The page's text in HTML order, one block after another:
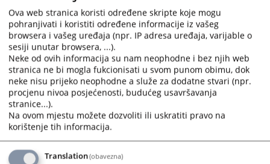
www.legislativa.ba
www.zakoni.ba
MEĐUNARODNE ORGANIZACIJE I SUDOVI
UJEDINJENE NACIJE
https://www.un.org/
MEĐUNARODNI SUD PRAVDE
https://www.icj-cij.org/
MEĐUNARODNI KRIVIČNI TRIBUNAL U HAGU
https://www.un.org/icty/
Ova web stranica koristi određene skripte koje mogu
pohranjivati i koristiti određene informacije iz vašeg
browsera i vašeg uređaja (npr. IP adresa uređaja, varijable o
sesiji unutar browsera, ...).
Neke od ovih informacija su nam neophodne i bez njih web
stranica ne bi mogla fukcionisati u svom punom obimu, dok
neke nisu prijeko neophodne a služe za dodatne stvari (npr.
procjenu nivoa posjećenosti, budućeg usavršavanja
stranice...).
Na ovom mjestu možete dozvoliti ili uskratiti pravo na
korištenje tih informacija.
Translation(obavezna)